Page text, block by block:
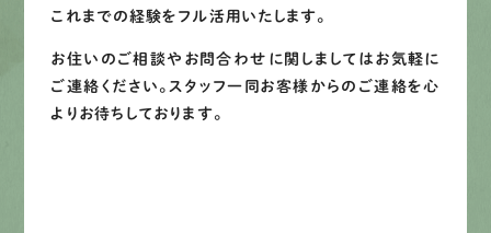
これまでの経験をフル活用いたします。
お住いのご相談やお問合わせに関しましてはお気軽に
ご連絡ください。スタッフ一同お客様からのご連絡を心
よりお待ちしております。